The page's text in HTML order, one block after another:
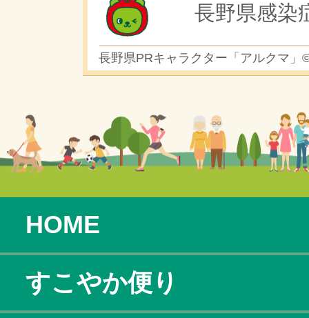
長野県感染
長野県PRキャラクター「アルクマ」
HOME
すこやか便り